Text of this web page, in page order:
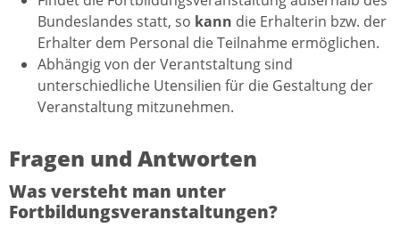
Bundeslandes statt, so kann die Erhalterin bzw. der
Erhalter dem Personal die Teilnahme ermöglichen.
Abhängig von der Verantstaltung sind
unterschiedliche Utensilien für die Gestaltung der
Veranstaltung mitzunehmen.
Fragen und Antworten
Was versteht man unter
Fortbildungsveranstaltungen?